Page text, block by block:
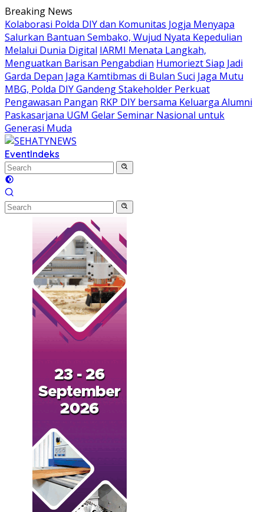
Skip
to
content
Breaking News
Kolaborasi Polda DIY dan Komunitas Jogja Menyapa
Salurkan Bantuan Sembako, Wujud Nyata Kepedulian
Melalui Dunia Digital IARMI Menata Langkah,
Menguatkan Barisan Pengabdian Humoriezt Siap Jadi
Garda Depan Jaga Kamtibmas di Bulan Suci Jaga Mutu
MBG, Polda DIY Gandeng Stakeholder Perkuat
Pengawasan Pangan RKP DIY bersama Keluarga Alumni
Paskasarjana UGM Gelar Seminar Nasional untuk
Generasi Muda
EventIndeks